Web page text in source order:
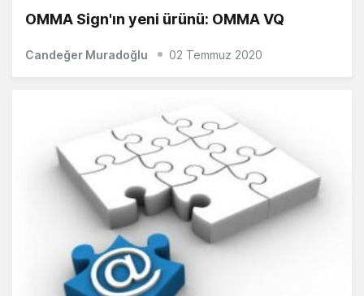
OMMA Sign'ın yeni ürünü: OMMA VQ
Candeğer Muradoğlu 02 Temmuz 2020